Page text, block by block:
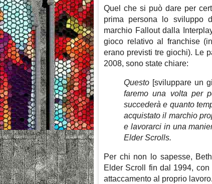
Quel che si può dare per
prima persona lo sviluppo
marchio Fallout dalla
gioco relativo al franchise
erano previsti tre giochi). Le
2008, sono state chiare:
Questo [sviluppare un
faremo una volta per
succederà e quanto
acquistato il marchio
e lavorarci in una
Elder Scrolls.
Per chi non lo sapesse,
Elder Scroll fin dal 1994,
attaccamento al proprio lavoro.